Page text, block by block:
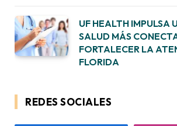
UF HEALTH IMPULSA
SALUD MÁS
FORTALECER LA
FLORIDA
REDES SOCIALES